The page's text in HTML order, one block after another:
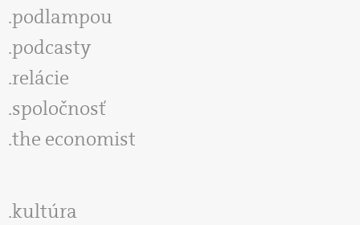
podlampou
podcasty
relácie
spoločnosť
the economist
kultúra